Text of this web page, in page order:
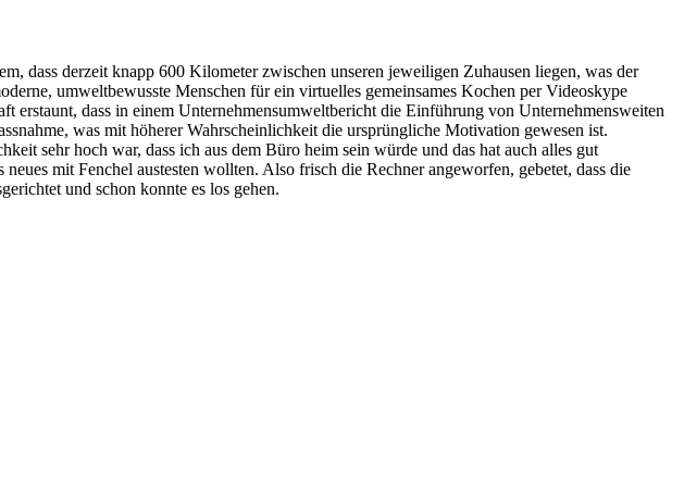
dass derzeit knapp 600 Kilometer zwischen unseren jeweiligen Zuhausen liegen, was der
umweltbewusste Menschen für ein virtuelles gemeinsames Kochen per Videoskype
erstaunt, dass in einem Unternehmensumweltbericht die Einführung von Unternehmensweiten
was mit höherer Wahrscheinlichkeit die ursprüngliche Motivation gewesen ist.
sehr hoch war, dass ich aus dem Büro heim sein würde und das hat auch alles gut
mit Fenchel austesten wollten. Also frisch die Rechner angeworfen, gebetet, dass die
und schon konnte es los gehen.